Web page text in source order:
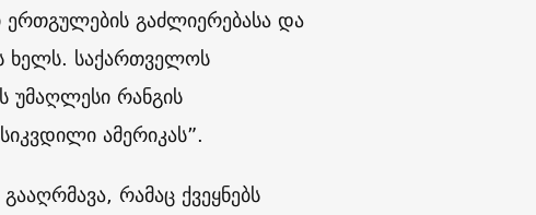
გაძლიერებასა და
ხელს. საქართველოს
უმაღლესი რანგის
ამერიკას”.
რამაც ქვეყნებს